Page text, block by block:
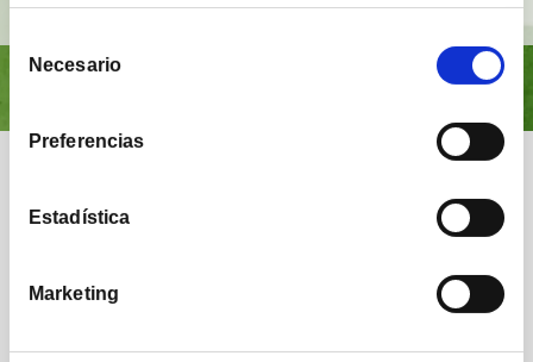
deNecesario
Preferencias
Estadística
Marketing